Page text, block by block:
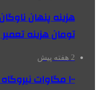
هزینه پنهان
تومان هزینه
2 هفته پیش
۱۰۰ مگاوات